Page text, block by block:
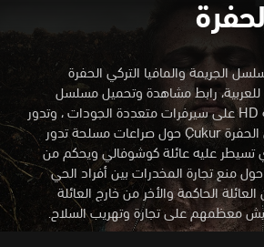
8 من مسلسل الجريمة والمافيا التركي الحفرة
رابط مشاهدة وتحميل مسلسل
،وتدور
قصة المسلسل التركي الحفرة Çukur حول صراعات مسلحة تدور
عليه عائلة كوشوفالي ويحكم من
منع تجارة المخدرات بين أفراد الحي
الحاكمة والأخر من خارج العائلة
معظمهم على تجارة وتهريب السلاح.